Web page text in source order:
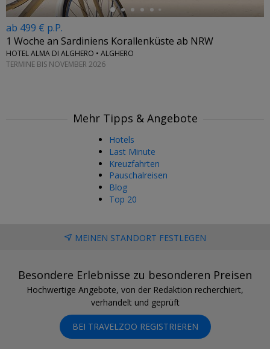
ab 499 € p.P.
1 Woche an Sardiniens Korallenküste ab NRW
HOTEL ALMA DI ALGHERO • ALGHERO
TERMINE BIS NOVEMBER 2026
Mehr Tipps & Angebote
Hotels
Last Minute
Kreuzfahrten
Pauschalreisen
Blog
Top 20
MEINEN STANDORT FESTLEGEN
Besondere Erlebnisse zu besonderen Preisen
Hochwertige Angebote, von der Redaktion recherchiert,
verhandelt und geprüft
BEI TRAVELZOO REGISTRIEREN